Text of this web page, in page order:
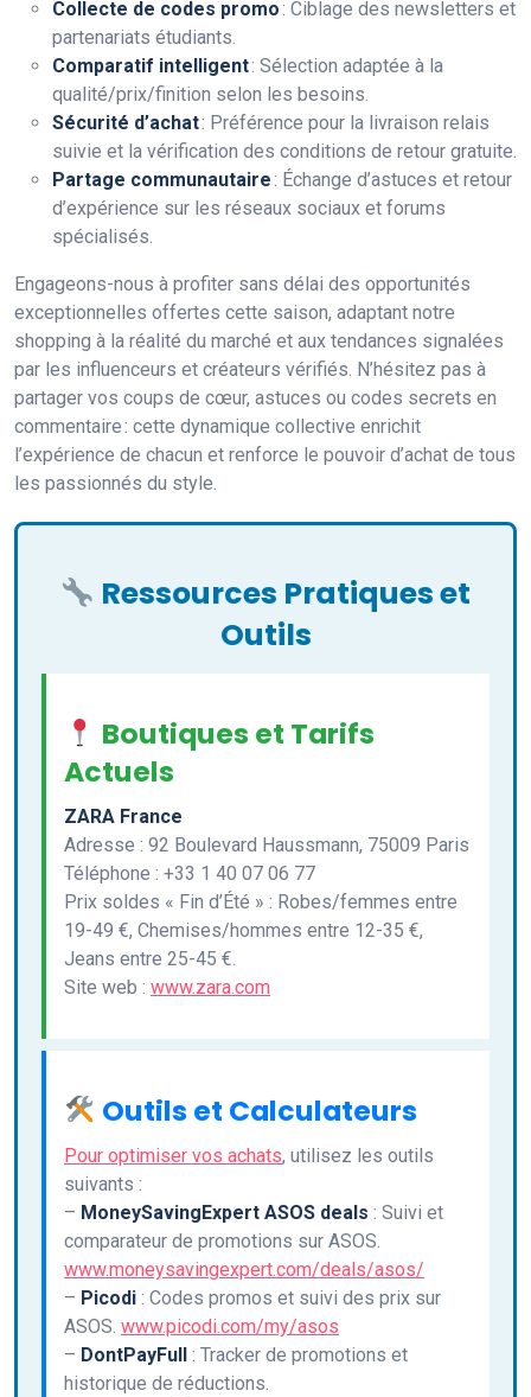
Collecte de codes promo: Ciblage des newsletters et
partenariats étudiants.
Comparatif intelligent: Sélection adaptée à la
qualité/prix/finition selon les besoins.
Sécurité d’achat: Préférence pour la livraison relais
suivie et la vérification des conditions de retour gratuite.
Partage communautaire: Échange d’astuces et retour
d’expérience sur les réseaux sociaux et forums
spécialisés.
Engageons-nous à profiter sans délai des opportunités
exceptionnelles offertes cette saison, adaptant notre
shopping à la réalité du marché et aux tendances signalées
par les influenceurs et créateurs vérifiés. N’hésitez pas à
partager vos coups de cœur, astuces ou codes secrets en
commentaire : cette dynamique collective enrichit
l’expérience de chacun et renforce le pouvoir d’achat de tous
les passionnés du style.
Ressources Pratiques et
Outils
Boutiques et Tarifs
Actuels
ZARA France
Adresse : 92 Boulevard Haussmann, 75009 Paris
Téléphone : +33 1 40 07 06 77
Prix soldes « Fin d’Été » : Robes/femmes entre
19-49 €, Chemises/hommes entre 12-35 €,
Jeans entre 25-45 €.
Site web : www.zara.com
Outils et Calculateurs
Pour optimiser vos achats, utilisez les outils
suivants :
– MoneySavingExpert ASOS deals : Suivi et
comparateur de promotions sur ASOS.
www.moneysavingexpert.com/deals/asos/
– Picodi : Codes promos et suivi des prix sur
ASOS. www.picodi.com/my/asos
– DontPayFull
: Tracker de promotions et
historique de réductions.